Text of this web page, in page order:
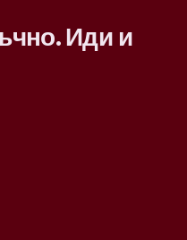
Иди и